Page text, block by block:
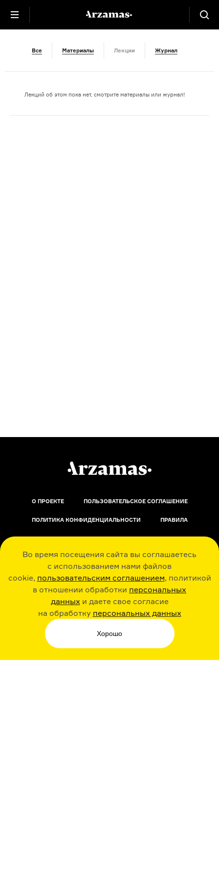
Во время посещения сайта вы соглашаетесь
с использованием нами файлов
cookie, пользовательским соглашением, политикой
в отношении обработки персональных
данных и даете свое согласие
на обработку персональных данных
Хорошо
Эксперт
Все Материалы Лекции Журнал
Лекций об этом пока нет, смотрите материалы или журнал!
О ПРОЕКТЕ ПОЛЬЗОВАТЕЛЬСКОЕ СОГЛАШЕНИЕ
ПОЛИТИКА КОНФИДЕНЦИАЛЬНОСТИ ПРАВИЛА
ОБРАТНАЯ СВЯЗЬ
РАДИО ARZAMAS ГУСЬГУСЬ
СТИКЕРЫ ARZAMAS